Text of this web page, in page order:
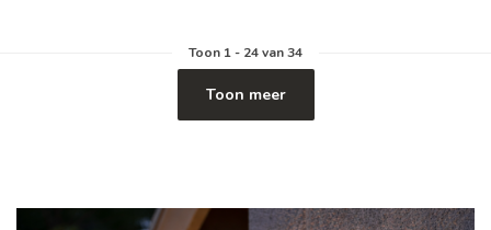
Toon 1- 24van 34
Toon meer